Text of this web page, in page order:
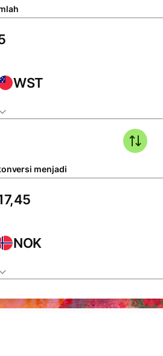
WST
menjadi
NOK